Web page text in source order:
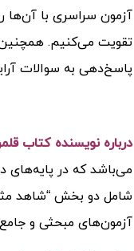
آزمون سراسری با آن‌ها
پاسخ‌دهی به سوالات
درباره نویسنده کتاب
می‌باشد که در پایه‌های
آزمون‌های مبحثی و